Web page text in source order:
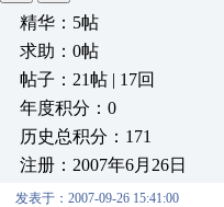
精华：5帖
求助：0帖
帖子：21帖 | 17回
年度积分：0
历史总积分：171
注册：2007年6月26日
发表于：2007-09-26 15:41:00